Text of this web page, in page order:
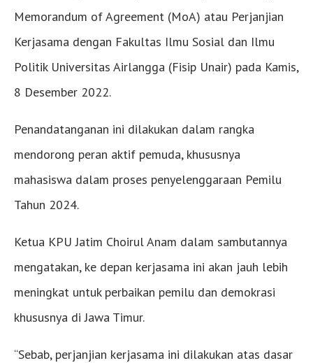
Memorandum of Agreement (MoA) atau Perjanjian
Kerjasama dengan Fakultas Ilmu Sosial dan Ilmu
Politik Universitas Airlangga (Fisip Unair) pada Kamis,
8 Desember 2022.
Penandatanganan ini dilakukan dalam rangka
mendorong peran aktif pemuda, khususnya
mahasiswa dalam proses penyelenggaraan Pemilu
Tahun 2024.
Ketua KPU Jatim Choirul Anam dalam sambutannya
mengatakan, ke depan kerjasama ini akan jauh lebih
meningkat untuk perbaikan pemilu dan demokrasi
khususnya di Jawa Timur.
“Sebab, perjanjian kerjasama ini dilakukan atas dasar